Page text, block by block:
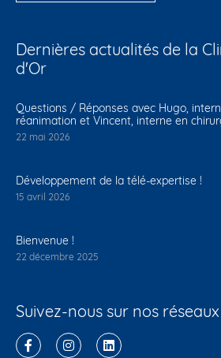
Dernières actualités de la
d'Or
Questions / Réponses avec Hugo,
réanimation et Vincent, interne en
22 mai 2026
Développement de la télé-expertise !
15 avril 2026
Bienvenue !
22 décembre 2025
Suivez-nous sur nos